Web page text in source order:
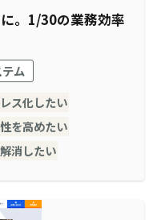
。1/30の業務効率
ム
ス化したい
を高めたい
消したい